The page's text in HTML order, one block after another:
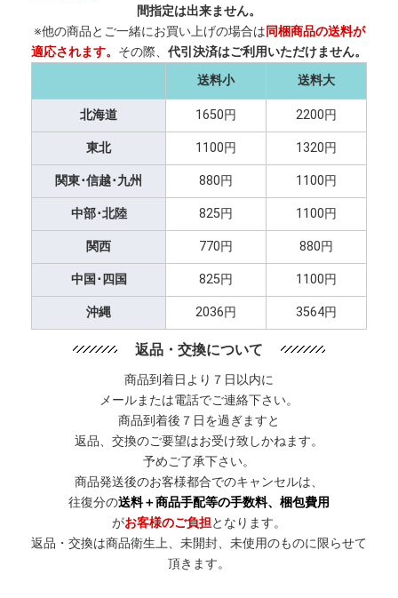
間指定は出来ません。
※他の商品とご一緒にお買い上げの場合は同梱商品の送料が
適応されます。 その際、 代引決済はご利用いただけません。
送料小
送料大
北海道 1650円 2200円
東北 1100円 1320円
関東･信越･九州 880円 1100円
中部･北陸 825円 1100円
関西 770円 880円
中国･四国 825円 1100円
沖縄 2036円 3564円
返品・交換について
商品到着日より７日以内に
メールまたは電話でご連絡下さい。
商品到着後７日を過ぎますと
返品、交換のご要望はお受け致しかねます。
予めご了承下さい。
商品発送後のお客様都合でのキャンセルは、
往復分の送料＋商品手配等の手数料、梱包費用
がお客様のご負担となります。
返品・交換は商品衛生上、未開封、未使用のものに限らせて
頂きます。